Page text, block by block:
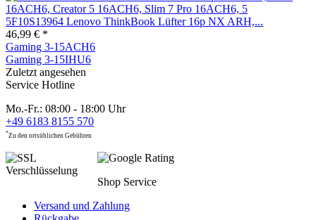
5F10S13964 Lenovo ThinkBook Lüfter 16p NX ARH,...
46,99 € *
Gaming 3-15ACH6
Gaming 3-15IHU6
Zuletzt angesehen
Service Hotline
Mo.-Fr.: 08:00 - 18:00 Uhr
+49 6183 8155 570
*Zu den ortsüblichen Gebühren
Shop Service
Versand und Zahlung